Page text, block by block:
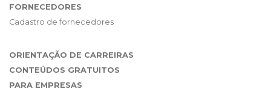
FORNECEDORES
Cadastro de fornecedores
ORIENTAÇÃO DE CARREIRAS
CONTEÚDOS GRATUITOS
PARA EMPRESAS